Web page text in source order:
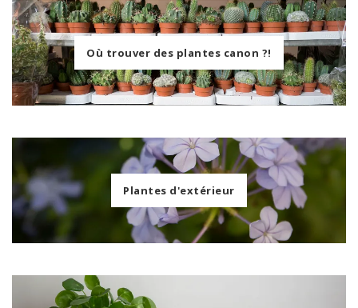
Où trouver des plantes canon ?!
Plantes d'extérieur